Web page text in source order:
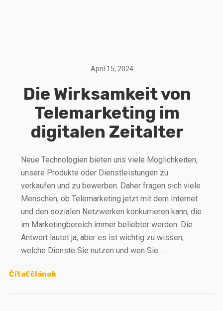
April 15, 2024
Die Wirksamkeit von
Telemarketing im
digitalen Zeitalter
Neue Technologien bieten uns viele Möglichkeiten,
unsere Produkte oder Dienstleistungen zu
verkaufen und zu bewerben. Daher fragen sich viele
Menschen, ob Telemarketing jetzt mit dem Internet
und den sozialen Netzwerken konkurrieren kann, die
im Marketingbereich immer beliebter werden. Die
Antwort lautet ja, aber es ist wichtig zu wissen,
welche Dienste Sie nutzen und wen Sie…
Čítať článok